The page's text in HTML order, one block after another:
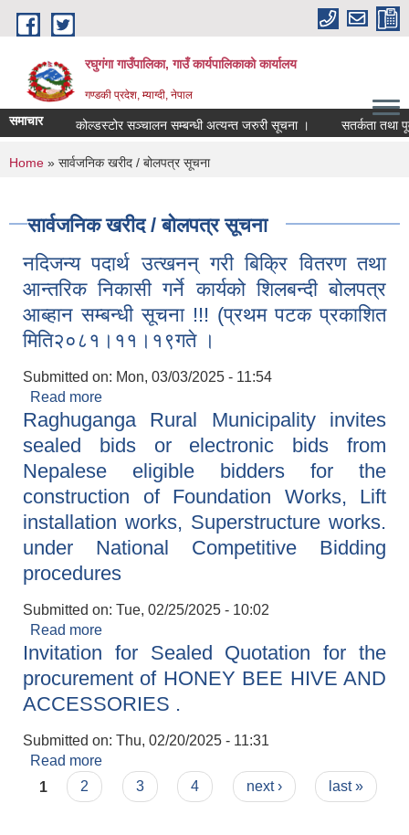
Skip to main content
रघुगंगा गाउँपालिका, गाउँ कार्यपालिकाको कार्यालय
गण्डकी प्रदेश, म्याग्दी, नेपाल
समाचार कोल्डस्टोर सञ्चालन सम्बन्धी अत्यन्त जरुरी सूचना । सतर्कता तथा
You are here
Home » सार्वजनिक खरीद / बोलपत्र सूचना
सार्वजनिक खरीद / बोलपत्र सूचना
नदिजन्य पदार्थ उत्खनन् गरी बिक्रि वितरण तथा
आन्तरिक निकासी गर्ने कार्यको शिलबन्दी बोलपत्र
आब्हान सम्बन्धी सूचना !!! (प्रथम पटक प्रकाशित
मिति२०८१।११।१९गते ।
Submitted on: Mon, 03/03/2025 - 11:54
Read more
आन्तरिक निकासी गर्ने कार्यको शिलबन्दी बोलपत्र आब्हान
सम्बन्धी सूचना !!! (प्रथम पटक प्रकाशित मिति२०८१।११।
१९गते ।
Raghuganga Rural Municipality invites
sealed bids or electronic bids from
Nepalese eligible bidders for the
construction of Foundation Works, Lift
installation works, Superstructure works.
under National Competitive Bidding
procedures
Submitted on: Tue, 02/25/2025 - 10:02
Read more
sealed bids or electronic bids from Nepalese
eligible bidders for the construction of
Foundation Works, Lift installation works,
Superstructure works. under National
Invitation for Sealed Quotation for the
procurement of HONEY BEE HIVE AND
ACCESSORIES .
Submitted on: Thu, 02/20/2025 - 11:31
Read more
procurement of HONEY BEE HIVE AND
ACCESSORIES .
Pages
1 2 3 4 next › last »